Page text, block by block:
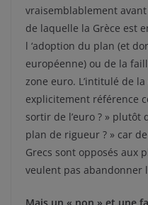
vraisemblablement
de laquelle la Grèce est
l ‘adoption du plan (et
européenne) ou de la
zone euro. L’intitulé de
explicitement référence
sortir de l’euro ? » plutôt
plan de rigueur ? » car
Grecs sont opposés aux
veulent pas abandonner